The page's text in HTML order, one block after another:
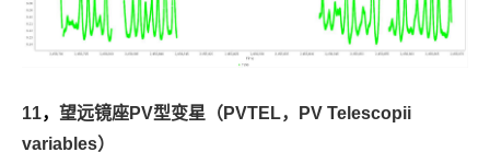
11， 望远镜座PV型变星（PVTEL，PV Telescopii
variables）